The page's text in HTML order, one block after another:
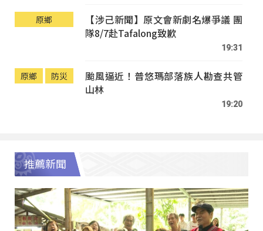
原鄉
【涉己新聞】原文會新劇名爆爭議 團
隊8/7赴Tafalong致歉
19:31
原鄉 防災
颱風逼近！普悠瑪部落族人勘查共管
山林
19:20
推薦新聞